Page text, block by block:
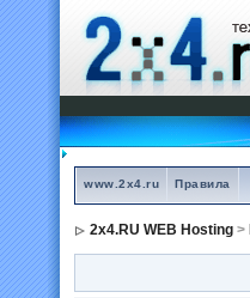
www.2x4.ru Правила
2x4.RU WEB Hosting >